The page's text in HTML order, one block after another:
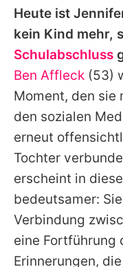
Heute ist
kein Kind mehr,
Schulabschluss
Ben Affleck (53)
Moment, den sie
den sozialen
erneut
Tochter
erscheint in
bedeutsamer:
Verbindung
eine Fortführung
Erinnerungen, die